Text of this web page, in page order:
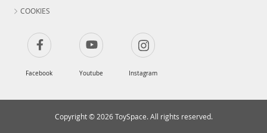
COOKIES
Facebook Youtube Instagram
Copyright © 2026 ToySpace. All rights reserved.